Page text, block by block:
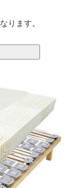
ります。